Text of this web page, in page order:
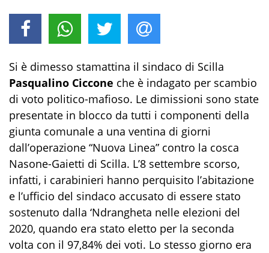
Si è dimesso stamattina il sindaco di Scilla
Pasqualino Ciccone che è indagato per scambio
di voto politico-mafioso. Le dimissioni sono state
presentate in blocco da tutti i componenti della
giunta comunale a una ventina di giorni
dall’operazione “Nuova Linea” contro la cosca
Nasone-Gaietti di Scilla. L’8 settembre scorso,
infatti, i carabinieri hanno perquisito l’abitazione
e l’ufficio del sindaco accusato di essere stato
sostenuto dalla ‘Ndrangheta nelle elezioni del
2020, quando era stato eletto per la seconda
volta con il 97,84% dei voti. Lo stesso giorno era